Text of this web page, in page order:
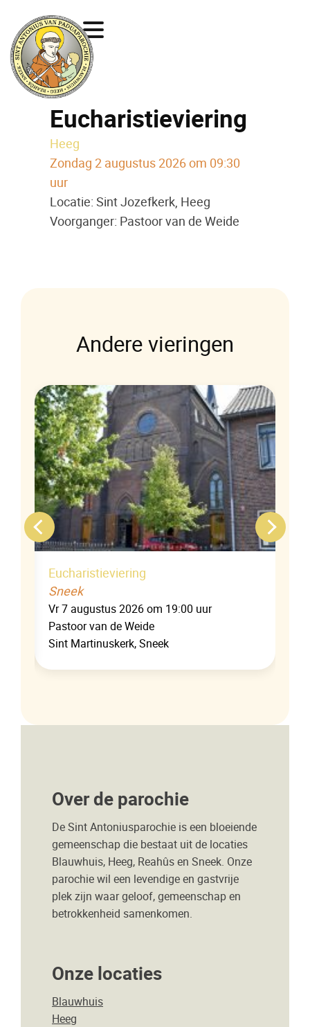
Eucharistieviering
Heeg
Zondag 2 augustus 2026 om 09:30
uur
Locatie: Sint Jozefkerk, Heeg
Voorganger: Pastoor van de Weide
Andere vieringen
Eucharistieviering
Sneek
Vr 7 augustus 2026 om 19:00 uur
Pastoor van de Weide
Sint Martinuskerk, Sneek
Over de parochie
De Sint Antoniusparochie is een bloeiende
gemeenschap die bestaat uit de locaties
Blauwhuis, Heeg, Reahûs en Sneek. Onze
parochie wil een levendige en gastvrije
plek zijn waar geloof, gemeenschap en
betrokkenheid samenkomen.
Onze locaties
Blauwhuis
Heeg